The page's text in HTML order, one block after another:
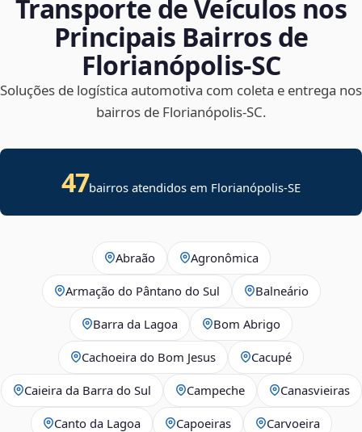
Transporte de Veículos nos
Principais Bairros de
Florianópolis‑SC
Soluções de logística automotiva com coleta e entrega nos
bairros de Florianópolis‑SC.
47bairros atendidos em Florianópolis-SE
Abraão Agronômica
Armação do Pântano do Sul Balneário
Barra da Lagoa Bom Abrigo
Cachoeira do Bom Jesus Cacupé
Caieira da Barra do Sul Campeche Canasvieiras
Canto da Lagoa Capoeiras Carvoeira